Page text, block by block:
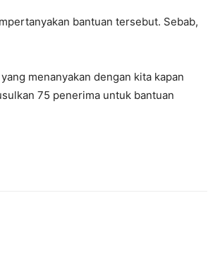
bantuan tersebut. Sebab,
menanyakan dengan kita kapan
75 penerima untuk bantuan